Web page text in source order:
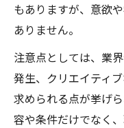
もありますが、意欲
ありません。
注意点としては、業
発生、クリエイティ
求められる点が挙げ
容や条件だけでなく